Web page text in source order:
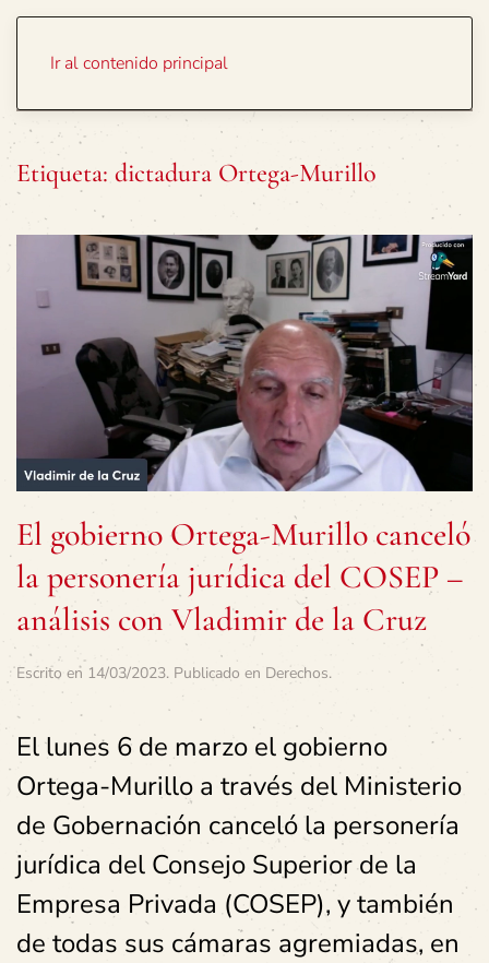
Ir al contenido principal
Etiqueta: dictadura Ortega-Murillo
El gobierno Ortega-Murillo canceló
la personería jurídica del COSEP –
análisis con Vladimir de la Cruz
Escrito en 14/03/2023. Publicado en Derechos.
El lunes 6 de marzo el gobierno
Ortega-Murillo a través del Ministerio
de Gobernación canceló la personería
jurídica del Consejo Superior de la
Empresa Privada (COSEP), y también
de todas sus cámaras agremiadas, en